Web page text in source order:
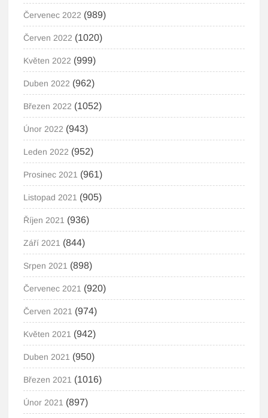
Červenec 2022 (989)
Červen 2022 (1020)
Květen 2022 (999)
Duben 2022 (962)
Březen 2022 (1052)
Únor 2022 (943)
Leden 2022 (952)
Prosinec 2021 (961)
Listopad 2021 (905)
Říjen 2021 (936)
Září 2021 (844)
Srpen 2021 (898)
Červenec 2021 (920)
Červen 2021 (974)
Květen 2021 (942)
Duben 2021 (950)
Březen 2021 (1016)
Únor 2021 (897)